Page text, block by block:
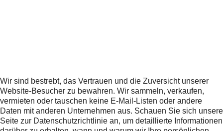
Wir sind bestrebt, das Vertrauen und die Zuversicht unserer
Website-Besucher zu bewahren. Wir sammeln, verkaufen,
vermieten oder tauschen keine E-Mail-Listen oder andere
Daten mit anderen Unternehmen aus. Schauen Sie sich unsere
Seite zur Datenschutzrichtlinie an, um detaillierte Informationen